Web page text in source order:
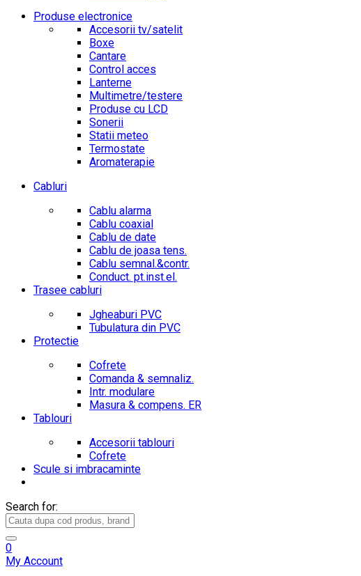
Produse electronice
Accesorii tv/satelit
Boxe
Cantare
Control acces
Lanterne
Multimetre/testere
Produse cu LCD
Sonerii
Statii meteo
Termostate
Aromaterapie
Cabluri
Cablu alarma
Cablu coaxial
Cablu de date
Cablu de joasa tens.
Cablu semnal.&contr.
Conduct. pt.inst.el.
Trasee cabluri
Jgheaburi PVC
Tubulatura din PVC
Protectie
Cofrete
Comanda & semnaliz.
Intr. modulare
Masura & compens. ER
Tablouri
Accesorii tablouri
Cofrete
Scule si imbracaminte
Search for:
0
My Account